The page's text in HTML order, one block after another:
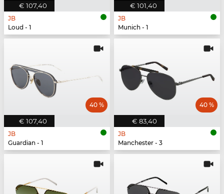
€ 107,40
JB
Loud - 1
€ 101,40
JB
Munich - 1
€ 107,40
40 %
JB
Guardian - 1
€ 83,40
40 %
JB
Manchester - 3